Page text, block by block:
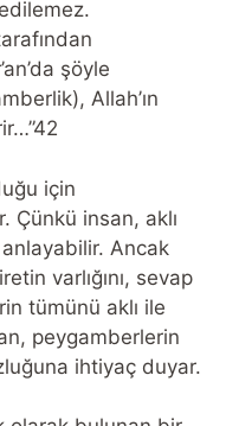
şöyle
Allah’ın
için
Çünkü insan, aklı
anlayabilir. Ancak
varlığını, sevap
tümünü aklı ile
peygamberlerin
ihtiyaç duyar.